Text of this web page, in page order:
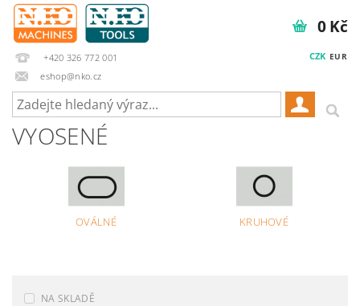
+420 326 772 001
eshop@nko.cz
CZK EUR
0 Kč
VYOSENÉ
OVÁLNÉ KRUHOVÉ
NA SKLADĚ